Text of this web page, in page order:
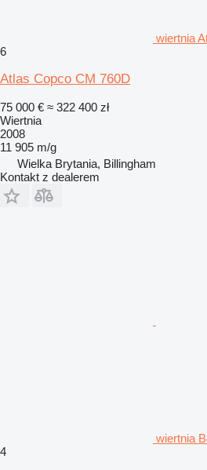
wiertnia
6
Atlas Copco CM 760D
75 000 € ≈ 322 400 zł
Wiertnia
2008
11 905 m/g
Wielka Brytania, Billingham
Kontakt z dealerem
wiertnia
4